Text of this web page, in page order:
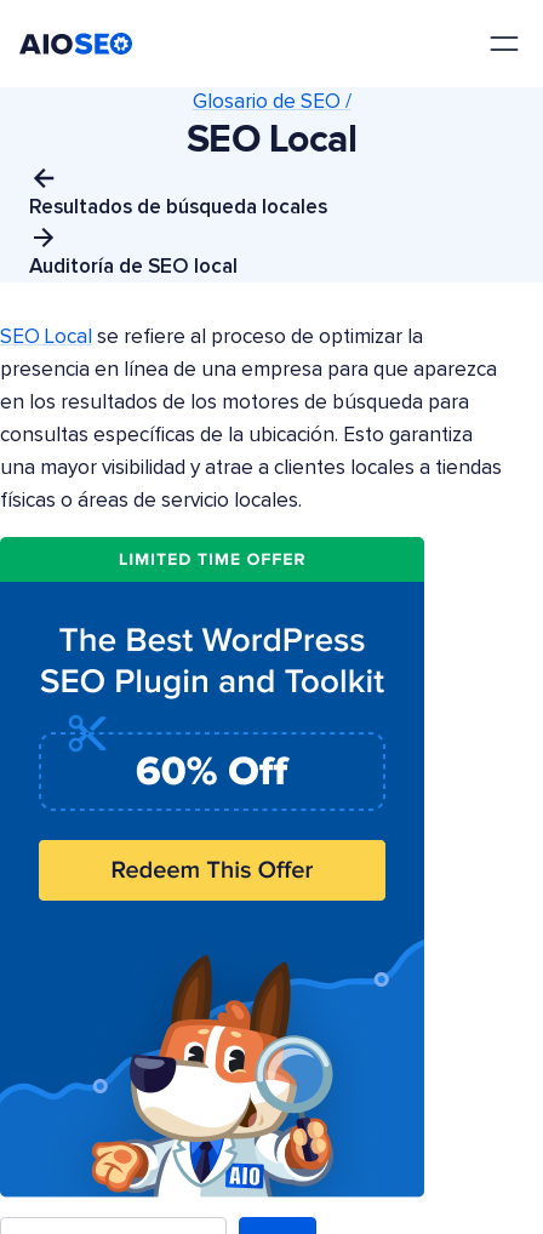
Resultados de búsqueda locales
Glosario de SEO /
SEO Local
Auditoría de SEO local
SEO Local se refiere al proceso de optimizar la
presencia en línea de una empresa para que aparezca
en los resultados de los motores de búsqueda para
consultas específicas de la ubicación. Esto garantiza
una mayor visibilidad y atrae a clientes locales a tiendas
físicas o áreas de servicio locales.